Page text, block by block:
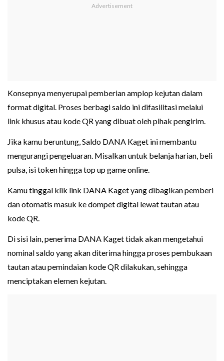
Konsepnya menyerupai pemberian amplop kejutan dalam
format digital. Proses berbagi saldo ini difasilitasi melalui
link khusus atau kode QR yang dibuat oleh pihak pengirim.
Jika kamu beruntung, Saldo DANA Kaget ini membantu
mengurangi pengeluaran. Misalkan untuk belanja harian, beli
pulsa, isi token hingga top up game online.
Kamu tinggal klik link DANA Kaget yang dibagikan pemberi
dan otomatis masuk ke dompet digital lewat tautan atau
kode QR.
Di sisi lain, penerima DANA Kaget tidak akan mengetahui
nominal saldo yang akan diterima hingga proses pembukaan
tautan atau pemindaian kode QR dilakukan, sehingga
menciptakan elemen kejutan.